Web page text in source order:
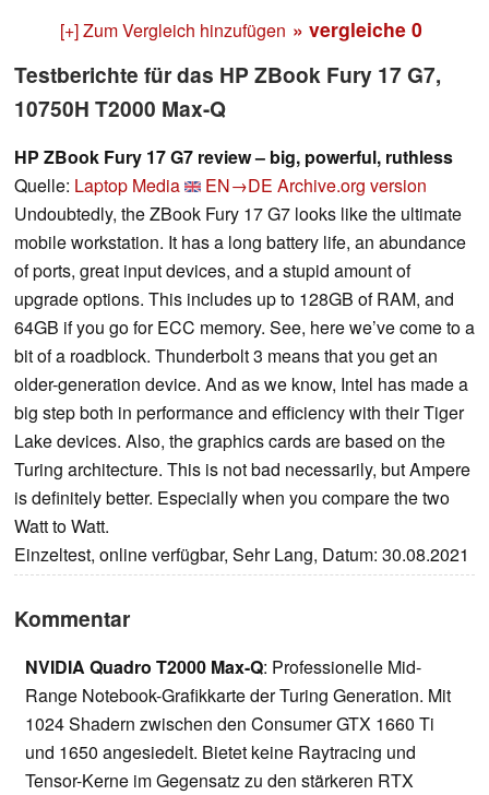
[+] Zum Vergleich hinzufügen » vergleiche 0
Testberichte für das HP ZBook Fury 17 G7,
10750H T2000 Max-Q
HP ZBook Fury 17 G7 review – big, powerful, ruthless
Quelle: Laptop Media EN→DE Archive.org version
Undoubtedly, the ZBook Fury 17 G7 looks like the ultimate
mobile workstation. It has a long battery life, an abundance
of ports, great input devices, and a stupid amount of
upgrade options. This includes up to 128GB of RAM, and
64GB if you go for ECC memory. See, here we’ve come to a
bit of a roadblock. Thunderbolt 3 means that you get an
older-generation device. And as we know, Intel has made a
big step both in performance and efficiency with their Tiger
Lake devices. Also, the graphics cards are based on the
Turing architecture. This is not bad necessarily, but Ampere
is definitely better. Especially when you compare the two
Watt to Watt.
Einzeltest, online verfügbar, Sehr Lang, Datum: 30.08.2021
Kommentar
NVIDIA Quadro T2000 Max-Q: Professionelle Mid-
Range Notebook-Grafikkarte der Turing Generation. Mit
1024 Shadern zwischen den Consumer GTX 1660 Ti
und 1650 angesiedelt. Bietet keine Raytracing und
Tensor-Kerne im Gegensatz zu den stärkeren RTX